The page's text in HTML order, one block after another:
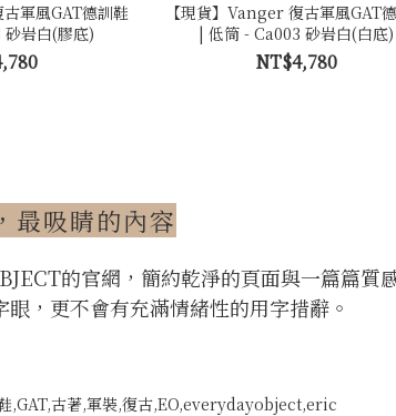
軍風GAT德訓鞋
岩白(膠底)
【現貨】Vanger 復古軍風GAT
| 低筒 - Ca003 砂岩白(白底)
NT$4,780
最吸睛的內容
的官網，簡約乾淨的頁面與一篇篇
，更不會有充滿情緒性的用字措辭。